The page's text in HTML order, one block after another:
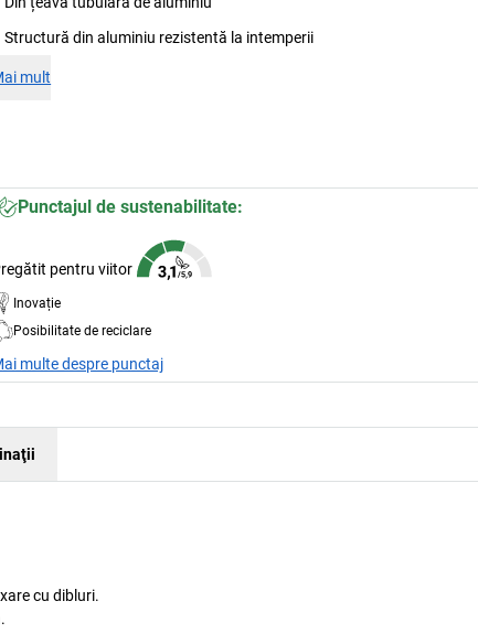
Structură din aluminiu rezistentă la intemperii
mult
Punctajul de sustenabilitate:
pentru viitor
Inovație
Posibilitate de reciclare
multe despre punctaj
cu dibluri.